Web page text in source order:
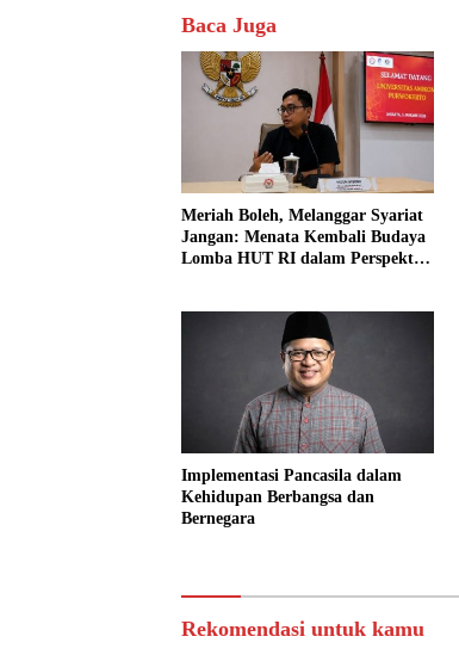
Baca Juga
Meriah Boleh, Melanggar Syariat
Jangan: Menata Kembali Budaya
Lomba HUT RI dalam Perspektif
Implementasi Pancasila dalam
Kehidupan Berbangsa dan
Bernegara
Rekomendasi untuk kamu